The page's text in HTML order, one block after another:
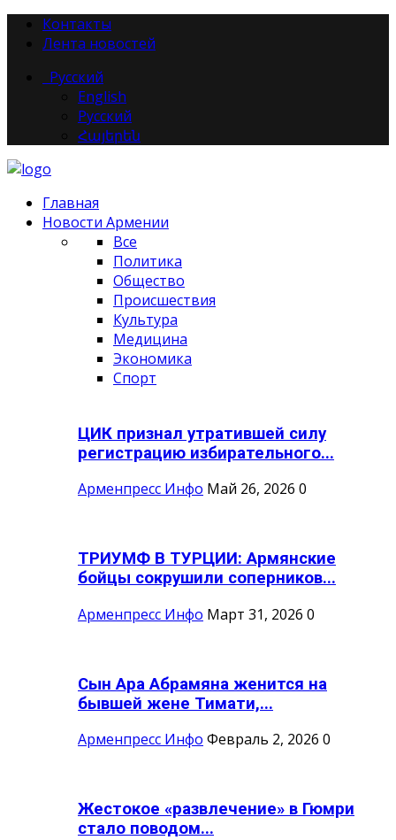
Контакты
Лента новостей
Русский
English
Русский
Հայերեն
Главная
Новости Армении
Все
Политика
Общество
Происшествия
Культура
Медицина
Экономика
Спорт
ЦИК признал утратившей силу
регистрацию избирательного...
Арменпресс Инфо Май 26, 2026 0
ТРИУМФ В ТУРЦИИ: Армянские
бойцы сокрушили соперников...
Арменпресс Инфо Март 31, 2026 0
Сын Ара Абрамяна женится на
бывшей жене Тимати,...
Арменпресс Инфо Февраль 2, 2026 0
Жестокое «развлечение» в Гюмри
стало поводом...